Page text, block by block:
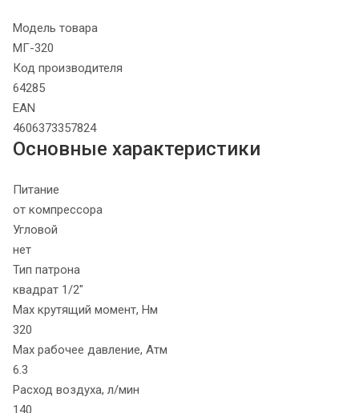
Модель товара
МГ-320
Код производителя
64285
EAN
4606373357824
Основные характеристики
Питание
от компрессора
Угловой
нет
Тип патрона
квадрат 1/2"
Max крутящий момент, Нм
320
Max рабочее давление, Атм
6.3
Расход воздуха, л/мин